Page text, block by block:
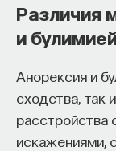
Различия
и
Анорексия и
сходства, так
расстройства
искажениями,